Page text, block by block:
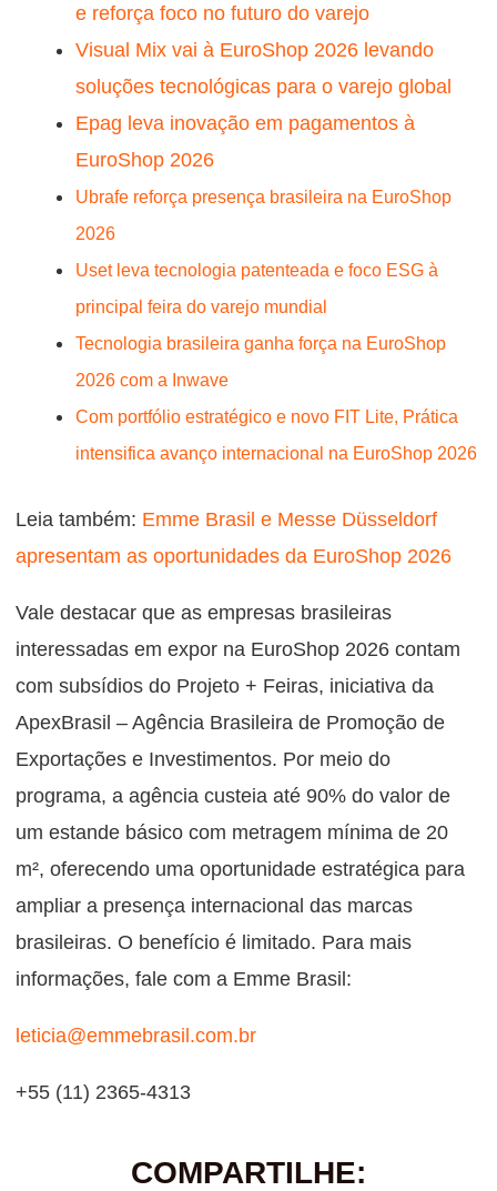
e reforça foco no futuro do varejo
Visual Mix vai à EuroShop 2026 levando
soluções tecnológicas para o varejo global
Epag leva inovação em pagamentos à
EuroShop 2026
Ubrafe reforça presença brasileira na EuroShop
2026
Uset leva tecnologia patenteada e foco ESG à
principal feira do varejo mundial
Tecnologia brasileira ganha força na EuroShop
2026 com a Inwave
Com portfólio estratégico e novo FIT Lite, Prática
intensifica avanço internacional na EuroShop 2026
Leia também: Emme Brasil e Messe Düsseldorf
apresentam as oportunidades da EuroShop 2026
Vale destacar que as empresas brasileiras
interessadas em expor na EuroShop 2026 contam
com subsídios do Projeto + Feiras, iniciativa da
ApexBrasil – Agência Brasileira de Promoção de
Exportações e Investimentos. Por meio do
programa, a agência custeia até 90% do valor de
um estande básico com metragem mínima de 20
m², oferecendo uma oportunidade estratégica para
ampliar a presença internacional das marcas
brasileiras. O benefício é limitado. Para mais
informações, fale com a Emme Brasil:
leticia@emmebrasil.com.br
+55 (11) 2365-4313
COMPARTILHE: